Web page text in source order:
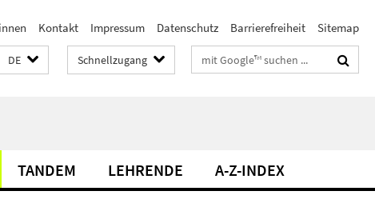
Kontakt Impressum Datenschutz Barrierefreiheit Sitemap
DE Schnellzugang Suchbegriffe
TANDEM LEHRENDE A-Z-INDEX